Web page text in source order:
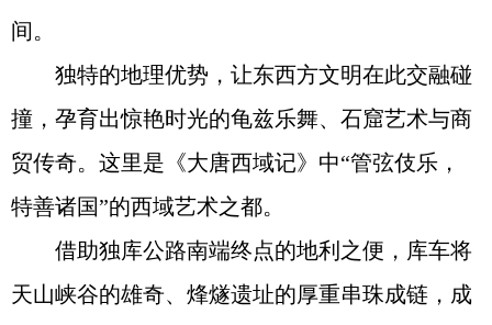
间。
独特的地理优势，让东西方文明在此交融碰
撞，孕育出惊艳时光的龟兹乐舞、石窟艺术与商
贸传奇。这里是《大唐西域记》中“管弦伎乐，
特善诸国”的西域艺术之都。
借助独库公路南端终点的地利之便，库车将
天山峡谷的雄奇、烽燧遗址的厚重串珠成链，成